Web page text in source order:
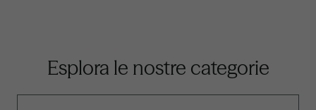
Esplora le nostre categorie